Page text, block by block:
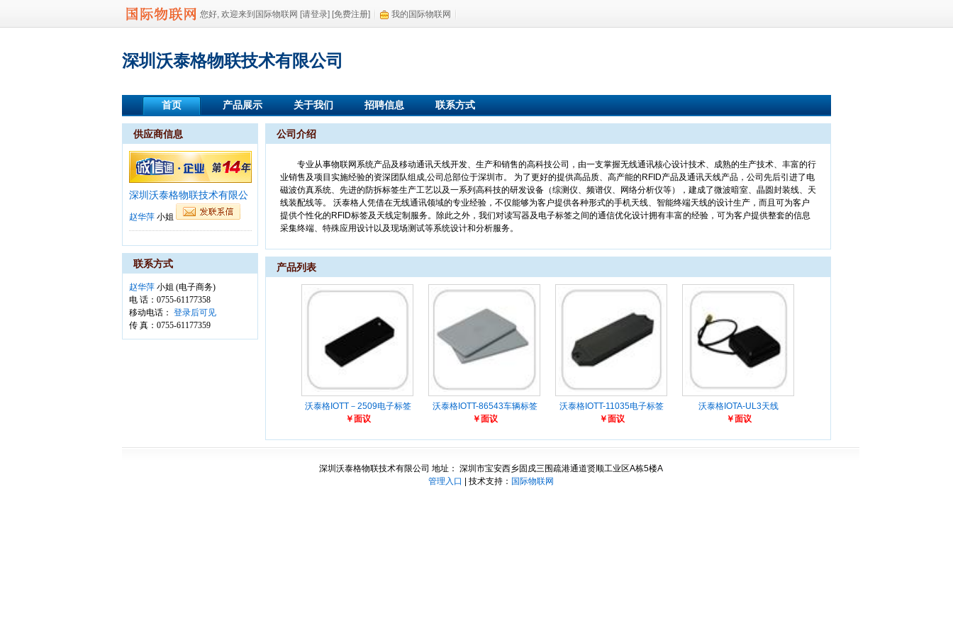
您好, 欢迎来到国际物联网 [请登录] [免费注册] 我的国际物联网
深圳沃泰格物联技术有限公司
首页 产品展示 关于我们 招聘信息 联系方式
供应商信息
深圳沃泰格物联技术有限公
赵华萍 小姐
联系方式
赵华萍 小姐 (电子商务)
电 话：0755-61177358
移动电话： 登录后可见
传 真：0755-61177359
公司介绍
专业从事物联网系统产品及移动通讯天线开发、生产和销售的高科技公司，由一支掌握无线通讯核心设计技术、成熟的生产技术、丰富的行
业销售及项目实施经验的资深团队组成,公司总部位于深圳市。 为了更好的提供高品质、高产能的RFID产品及通讯天线产品，公司先后引进了电
磁波仿真系统、先进的防拆标签生产工艺以及一系列高科技的研发设备（综测仪、频谱仪、网络分析仪等），建成了微波暗室、晶圆封装线、天
线装配线等。 沃泰格人凭借在无线通讯领域的专业经验，不仅能够为客户提供各种形式的手机天线、智能终端天线的设计生产，而且可为客户
提供个性化的RFID标签及天线定制服务。除此之外，我们对读写器及电子标签之间的通信优化设计拥有丰富的经验，可为客户提供整套的信息
采集终端、特殊应用设计以及现场测试等系统设计和分析服务。
产品列表
沃泰格IOTT－2509电子标签
￥面议
沃泰格IOTT-86543车辆标签
￥面议
沃泰格IOTT-11035电子标签
￥面议
沃泰格IOTA-UL3天线
￥面议
深圳沃泰格物联技术有限公司 地址： 深圳市宝安西乡固戍三围疏港通道贤顺工业区A栋5楼A
管理入口
| 技术支持： 国际物联网